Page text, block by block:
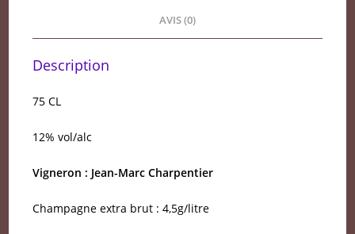
AVIS (0)
Description
75 CL
12% vol/alc
Vigneron : Jean-Marc Charpentier
Champagne extra brut : 4,5g/litre